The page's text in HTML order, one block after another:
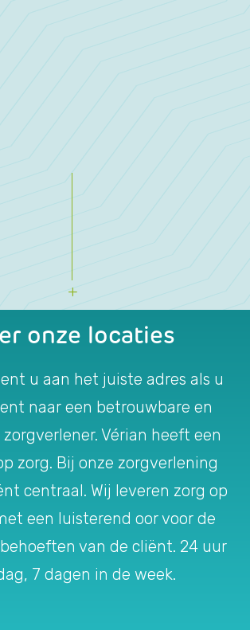
onze locaties
u aan het juiste adres als u
naar een betrouwbare en
Vérian heeft een
zorg. Bij onze zorgverlening
centraal. Wij leveren zorg op
een luisterend oor voor de
van de cliënt. 24 uur
7 dagen in de week.